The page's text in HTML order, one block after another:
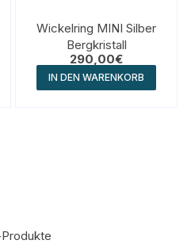
Wickelring MINI Silber
Bergkristall
290,00€
IN DEN WARENKORB